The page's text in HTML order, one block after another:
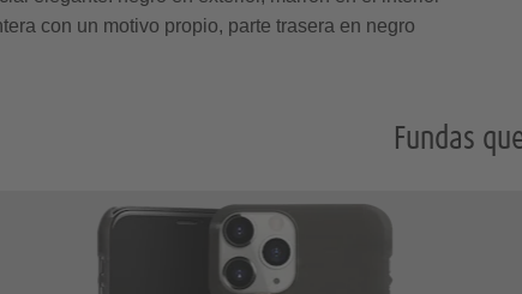
con un motivo propio, parte trasera en negro
Fundas